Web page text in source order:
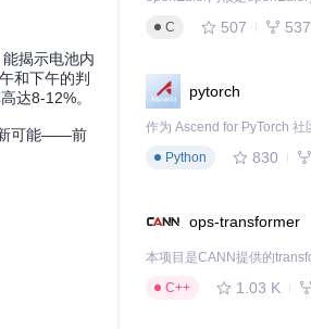
揭示电池内
和下午的判
达8-12%。
新可能——前
C
507 537
pytorch
Python
830
ops-transformer
C++
1.03 K